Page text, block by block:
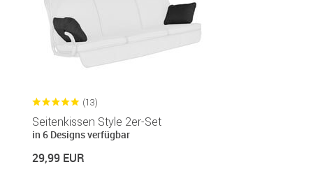
(13)
Seitenkissen Style 2er-Set
in 6 Designs verfügbar
29,99 EUR